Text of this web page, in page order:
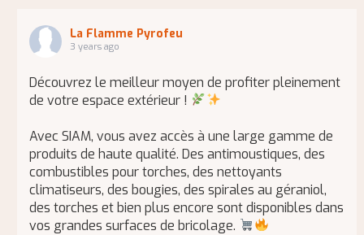
La Flamme Pyrofeu
3 years ago
Découvrez le meilleur moyen de profiter pleinement
de votre espace extérieur !
Avec SIAM, vous avez accès à une large gamme de
produits de haute qualité. Des antimoustiques, des
combustibles pour torches, des nettoyants
climatiseurs, des bougies, des spirales au géraniol,
des torches et bien plus encore sont disponibles dans
vos grandes surfaces de bricolage.